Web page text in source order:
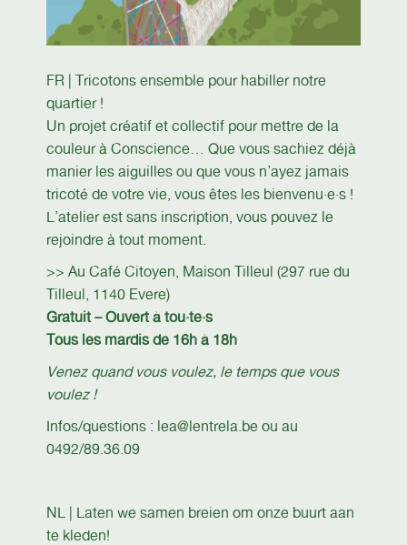
FR | Tricotons ensemble pour habiller notre
quartier !
Un projet créatif et collectif pour mettre de la
couleur à Conscience… Que vous sachiez déjà
manier les aiguilles ou que vous n’ayez jamais
tricoté de votre vie, vous êtes les bienvenu·e·s !
L’atelier est sans inscription, vous pouvez le
rejoindre à tout moment.
>> Au Café Citoyen, Maison Tilleul (297 rue du
Tilleul, 1140 Evere)
Gratuit – Ouvert à tou·te·s
Tous les mardis de 16h à 18h
Venez quand vous voulez, le temps que vous
voulez !
Infos/questions : lea@lentrela.be ou au
0492/89.36.09
NL | Laten we samen breien om onze buurt aan
te kleden!